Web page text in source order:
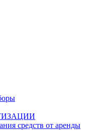
средств от аренды